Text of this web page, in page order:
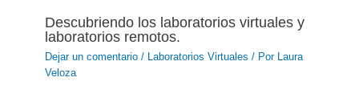
Descubriendo los laboratorios virtuales y
laboratorios remotos.
Dejar un comentario / Laboratorios Virtuales / Por Laura
Veloza